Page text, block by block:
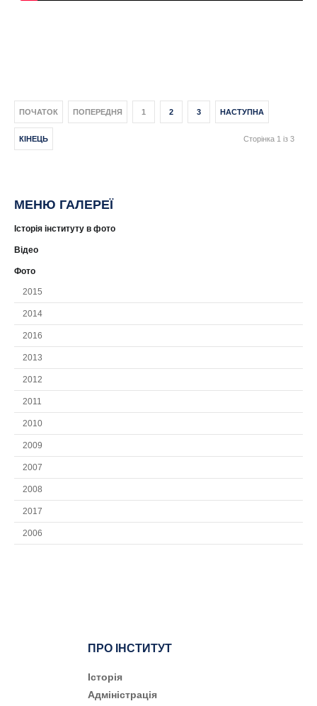
ПОЧАТОК ПОПЕРЕДНЯ 1 2 3 НАСТУПНА
КІНЕЦЬ Сторінка 1 із 3
МЕНЮ ГАЛЕРЕЇ
Історія інституту в фото
Відео
Фото
2015
2014
2016
2013
2012
2011
2010
2009
2007
2008
2017
2006
ПРО ІНСТИТУТ
Історія
Адміністрація